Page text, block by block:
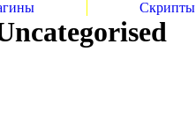
Скрипты